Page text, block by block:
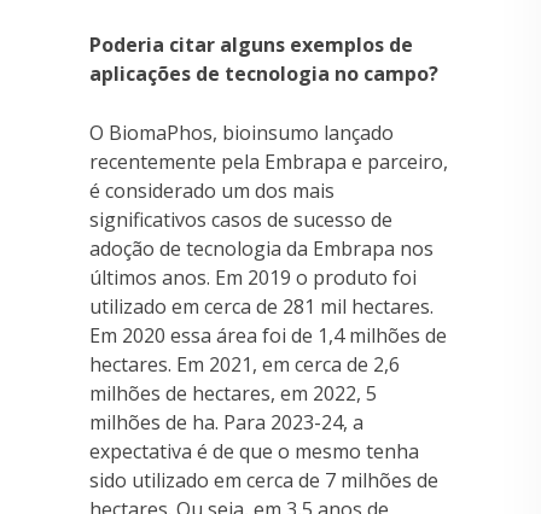
Poderia citar alguns exemplos de
aplicações de tecnologia no campo?
O BiomaPhos, bioinsumo lançado
recentemente pela Embrapa e parceiro,
é considerado um dos mais
significativos casos de sucesso de
adoção de tecnologia da Embrapa nos
últimos anos. Em 2019 o produto foi
utilizado em cerca de 281 mil hectares.
Em 2020 essa área foi de 1,4 milhões de
hectares. Em 2021, em cerca de 2,6
milhões de hectares, em 2022, 5
milhões de ha. Para 2023-24, a
expectativa é de que o mesmo tenha
sido utilizado em cerca de 7 milhões de